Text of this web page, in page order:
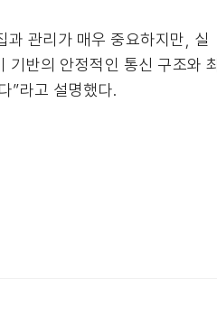
관리가 매우 중요하지만, 실
반의 안정적인 통신 구조와 최
”라고 설명했다.